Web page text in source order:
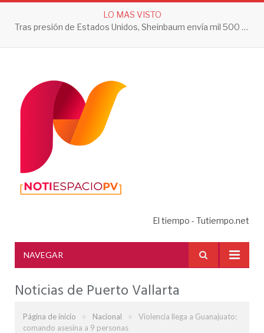
LO MAS VISTO
Tras presión de Estados Unidos, Sheinbaum envía mil 500 soldados a Michoacán
El tiempo - Tutiempo.net
NAVEGAR
Noticias de Puerto Vallarta
Página de inicio » Nacional »
Violencia llega a Guanajuato:
comando asesina a 9 personas